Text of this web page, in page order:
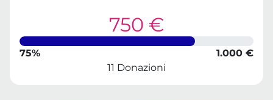
750 €
75%
1.000 €
11 Donazioni